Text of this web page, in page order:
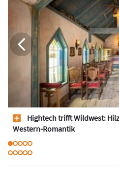
Hightech trifft Wildwest:
Western-Romantik